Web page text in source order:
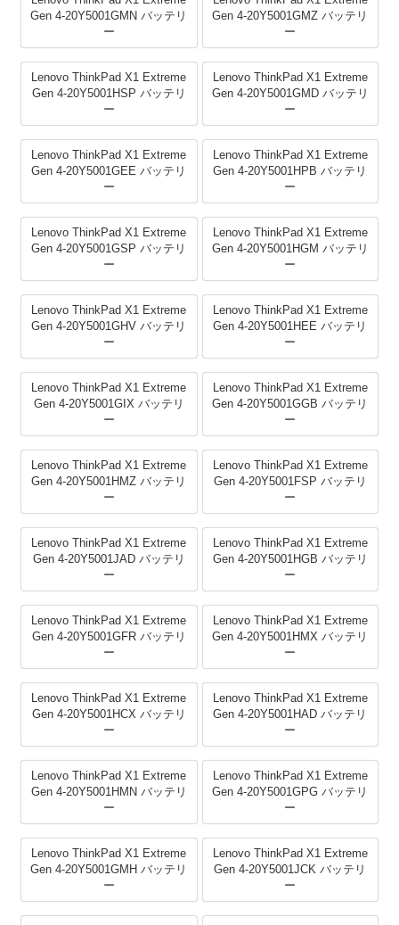
Gen 4-20Y5001GMN バッテリ
ー
Gen 4-20Y5001GMZ バッテリ
ー
Lenovo ThinkPad X1 Extreme
Gen 4-20Y5001HSP バッテリ
ー
Lenovo ThinkPad X1 Extreme
Gen 4-20Y5001GMD バッテリ
ー
Lenovo ThinkPad X1 Extreme
Gen 4-20Y5001GEE バッテリ
ー
Lenovo ThinkPad X1 Extreme
Gen 4-20Y5001HPB バッテリ
ー
Lenovo ThinkPad X1 Extreme
Gen 4-20Y5001GSP バッテリ
ー
Lenovo ThinkPad X1 Extreme
Gen 4-20Y5001HGM バッテリ
ー
Lenovo ThinkPad X1 Extreme
Gen 4-20Y5001GHV バッテリ
ー
Lenovo ThinkPad X1 Extreme
Gen 4-20Y5001HEE バッテリ
ー
Lenovo ThinkPad X1 Extreme
Gen 4-20Y5001GIX バッテリ
ー
Lenovo ThinkPad X1 Extreme
Gen 4-20Y5001GGB バッテリ
ー
Lenovo ThinkPad X1 Extreme
Gen 4-20Y5001HMZ バッテリ
ー
Lenovo ThinkPad X1 Extreme
Gen 4-20Y5001FSP バッテリ
ー
Lenovo ThinkPad X1 Extreme
Gen 4-20Y5001JAD バッテリ
ー
Lenovo ThinkPad X1 Extreme
Gen 4-20Y5001HGB バッテリ
ー
Lenovo ThinkPad X1 Extreme
Gen 4-20Y5001GFR バッテリ
ー
Lenovo ThinkPad X1 Extreme
Gen 4-20Y5001HMX バッテリ
ー
Lenovo ThinkPad X1 Extreme
Gen 4-20Y5001HCX バッテリ
ー
Lenovo ThinkPad X1 Extreme
Gen 4-20Y5001HAD バッテリ
ー
Lenovo ThinkPad X1 Extreme
Gen 4-20Y5001HMN バッテリ
ー
Lenovo ThinkPad X1 Extreme
Gen 4-20Y5001GPG バッテリ
ー
Lenovo ThinkPad X1 Extreme
Gen 4-20Y5001GMH バッテリ
ー
Lenovo ThinkPad X1 Extreme
Gen 4-20Y5001JCK バッテリ
ー